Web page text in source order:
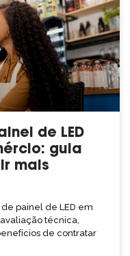
de LED
guia
mais
painel de LED em
técnica,
de contratar